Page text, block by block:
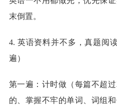
末倒置。
4. 英语资料并不多，真题阅
遍）
第一遍：计时做（每篇不超
的、掌握不牢的单词、词组